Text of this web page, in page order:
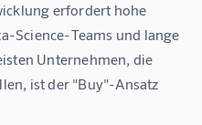
erfordert hohe
Science-Teams und lange
Unternehmen, die
ist der "Buy"-Ansatz